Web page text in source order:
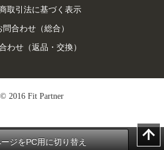
取引法に基づく表示
問合わせ（総合）
わせ（返品・交換）
© 2016 Fit Partner
ジをPC用に切り替え